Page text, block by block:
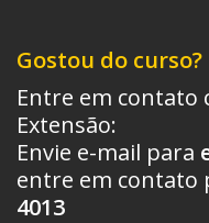
Gostou do curso?
Entre em contato
Extensão:
Envie e-mail para
entre em contato
4013